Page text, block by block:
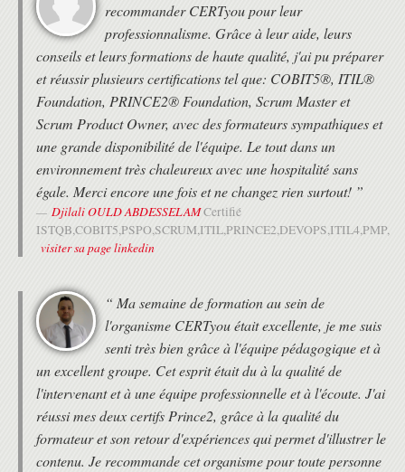
recommander CERTyou pour leur
professionnalisme. Grâce à leur aide, leurs
conseils et leurs formations de haute qualité, j'ai pu préparer
et réussir plusieurs certifications tel que: COBIT5®, ITIL®
Foundation, PRINCE2® Foundation, Scrum Master et
Scrum Product Owner, avec des formateurs sympathiques et
une grande disponibilité de l'équipe. Le tout dans un
environnement très chaleureux avec une hospitalité sans
égale. Merci encore une fois et ne changez rien surtout! ”
Djilali OULD ABDESSELAMCertifié
ISTQB,COBIT5,PSPO,SCRUM,ITIL,PRINCE2,DEVOPS,ITIL4,PMP,
visiter sa page linkedin
“ Ma semaine de formation au sein de
l'organisme CERTyou était excellente, je me suis
senti très bien grâce à l'équipe pédagogique et à
un excellent groupe. Cet esprit était du à la qualité de
l'intervenant et à une équipe professionnelle et à l'écoute. J'ai
réussi mes deux certifs Prince2, grâce à la qualité du
formateur et son retour d'expériences qui permet d'illustrer le
contenu. Je recommande cet organisme pour toute personne